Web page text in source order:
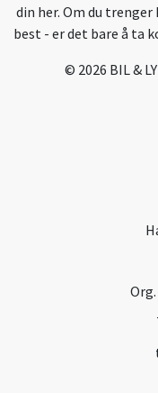
din her. Om du
best - er det bare å ta
© 2026 BIL &
Org.